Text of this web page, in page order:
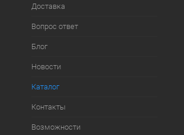
Доставка
Вопрос ответ
Блог
Новости
Каталог
Контакты
Возможности